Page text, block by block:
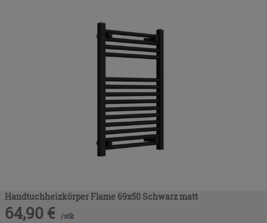
Handtuchheizkörper Flame 69x50 Schwarz matt
64,90 € /stk